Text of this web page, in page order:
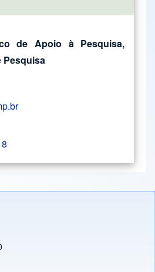
de Apoio à Pesquisa,
Pesquisa